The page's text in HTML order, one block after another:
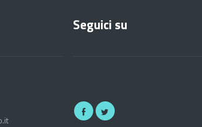
Seguici su